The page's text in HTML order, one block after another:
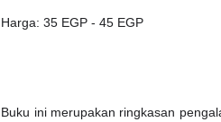
Harga: 35 EGP - 45 EGP
Buku ini merupakan ringkasan